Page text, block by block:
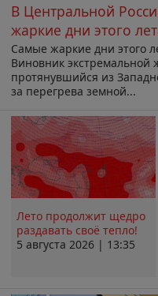
В Центральной
жаркие дни этого
Самые жаркие дни этого
Виновник экстремальной
протянувшийся из
за перегрева земной...
Лето продолжит щедро
раздавать своё тепло!
5 августа 2026 | 13:35